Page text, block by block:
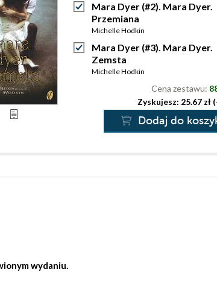
Mara Dyer (#2). Mara Dyer.
Przemiana
Michelle Hodkin
Mara Dyer (#3). Mara Dyer.
Zemsta
Michelle Hodkin
Cena zestawu:
Zyskujesz: 25.67 zł
Dodaj do
wydaniu.